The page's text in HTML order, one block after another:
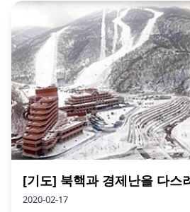
[기도] 북핵과 경제난을 다스
2020-02-17